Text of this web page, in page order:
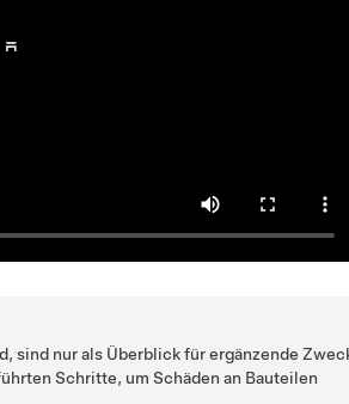
sind nur als Überblick für ergänzende
Schritte, um Schäden an Bauteilen